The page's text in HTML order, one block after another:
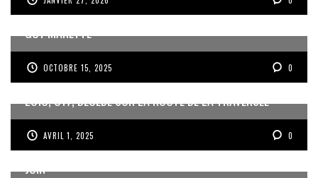
MISE EN RETRAIT DE JEAN DARTRON ET NOMINATION DE
GUY MANETTE
OCTOBRE 15, 2025 0
LOÏC, U17, DÉCÉDÉ SUR LA ROUTE DE LA TRAVERSÉE
AVRIL 1, 2025 0
ROUSSILLON ET LES GWADABOYS À LA GOLD CUP EN
JUIN